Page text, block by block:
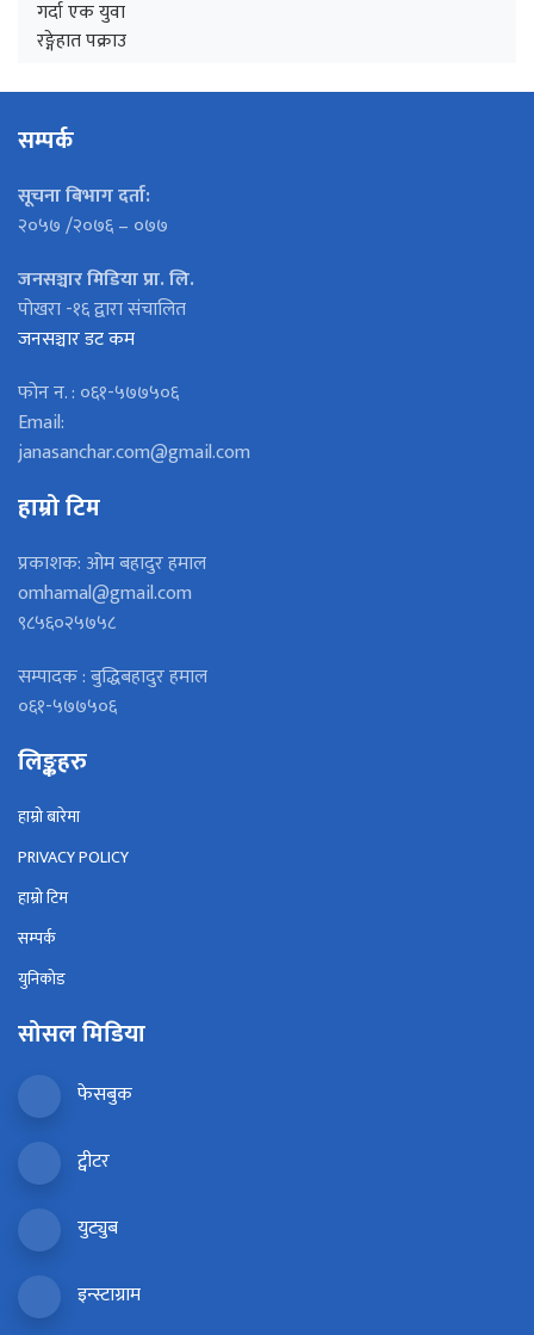
सम्पर्क
सूचना बिभाग दर्ता:
२०५७ /२०७६ – ०७७
जनसञ्चार मिडिया प्रा. लि.
पोखरा -१६ द्वारा संचालित
जनसञ्चार डट कम
फोन न. : ०६१-५७७५०६
Email:
janasanchar.com@gmail.com
हाम्रो टिम
प्रकाशक: ओम बहादुर हमाल
omhamal@gmail.com
९८५६०२५७५८
सम्पादक : बुद्धिबहादुर हमाल
०६१-५७७५०६
लिङ्कहरु
हाम्रो बारेमा
PRIVACY POLICY
हाम्रो टिम
सम्पर्क
युनिकोड
सोसल मिडिया
फेसबुक
ट्वीटर
युट्युब
इन्स्टाग्राम